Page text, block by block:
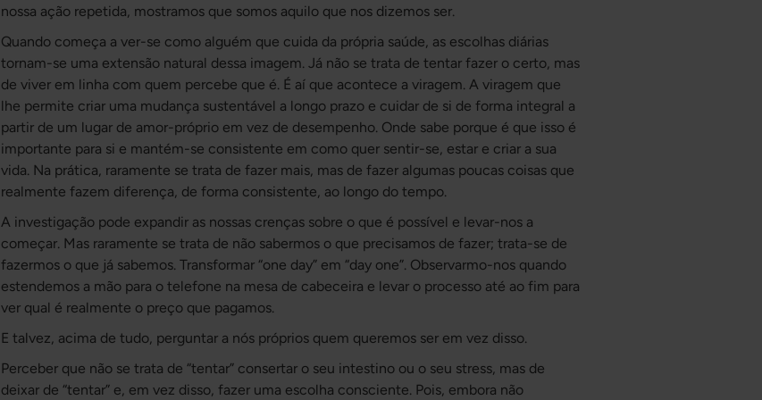
nossa ação repetida, mostramos que somos aquilo que nos dizemos ser.
Quando começa a ver-se como alguém que cuida da própria saúde, as escolhas diárias
tornam-se uma extensão natural dessa imagem. Já não se trata de tentar fazer o certo, mas
de viver em linha com quem percebe que é. É aí que acontece a viragem. A viragem que
lhe permite criar uma mudança sustentável a longo prazo e cuidar de si de forma integral a
partir de um lugar de amor-próprio em vez de desempenho. Onde sabe porque é que isso é
importante para si e mantém-se consistente em como quer sentir-se, estar e criar a sua
vida. Na prática, raramente se trata de fazer mais, mas de fazer algumas poucas coisas que
realmente fazem diferença, de forma consistente, ao longo do tempo.
A investigação pode expandir as nossas crenças sobre o que é possível e levar-nos a
começar. Mas raramente se trata de não sabermos o que precisamos de fazer; trata-se de
fazermos o que já sabemos. Transformar “one day” em “day one”. Observarmo-nos quando
estendemos a mão para o telefone na mesa de cabeceira e levar o processo até ao fim para
ver qual é realmente o preço que pagamos.
E talvez, acima de tudo, perguntar a nós próprios quem queremos ser em vez disso.
Perceber que não se trata de “tentar” consertar o seu intestino ou o seu stress, mas de
deixar de “tentar” e, em vez disso, fazer uma escolha consciente. Pois, embora não